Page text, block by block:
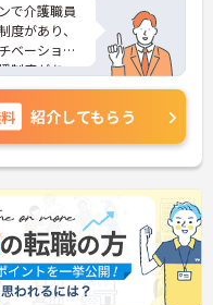
で介護職員
があり、
ベーション
制度があ
も嬉しいポ
イントを
い！
紹介してもらう